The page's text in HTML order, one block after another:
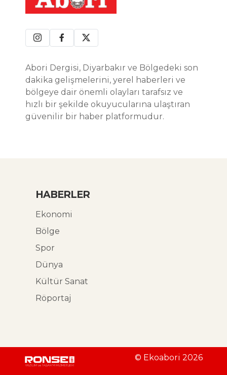
Abori Dergisi, Diyarbakır ve Bölgedeki son
dakika gelişmelerini, yerel haberleri ve
bölgeye dair önemli olayları tarafsız ve
hızlı bir şekilde okuyucularına ulaştıran
güvenilir bir haber platformudur.
HABERLER
Ekonomi
Bölge
Spor
Dünya
Kültür Sanat
Röportaj
© Ekoabori 2026